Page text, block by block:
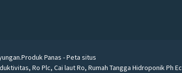
Produk Panas -Peta situs
, Ro Plc, Cai laut Ro, Rumah Tangga Hidroponik Ph Ec